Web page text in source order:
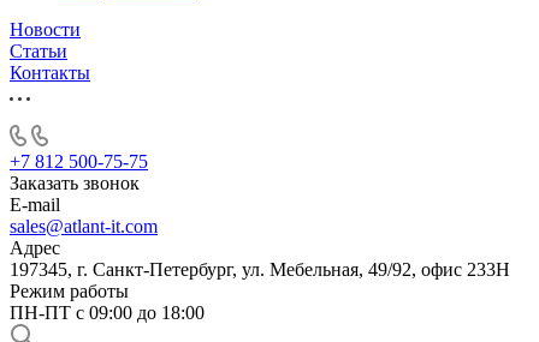
Новости
Статьи
Контакты
+7 812 500-75-75
Заказать звонок
E-mail
sales@atlant-it.com
Адрес
197345, г. Санкт-Петербург, ул. Мебельная, 49/92, офис 233Н
Режим работы
ПН-ПТ с 09:00 до 18:00